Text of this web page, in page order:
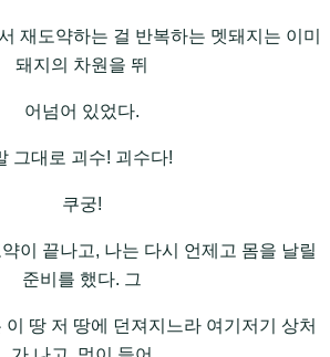
재도약하는 걸 반복하는 멧돼지는 이미
돼지의 차원을 뛰
어넘어 있었다.
그대로 괴수! 괴수다!
쿠궁!
이 끝나고, 나는 다시 언제고 몸을 날릴
준비를 했다. 그
이 땅 저 땅에 던져지느라 여기저기 상처